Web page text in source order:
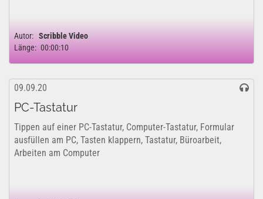
Autor: Scribble Video
Länge: 00:00:10
09.09.20
PC-Tastatur
Tippen auf einer PC-Tastatur, Computer-Tastatur, Formular
ausfüllen am PC, Tasten klappern, Tastatur, Büroarbeit,
Arbeiten am Computer